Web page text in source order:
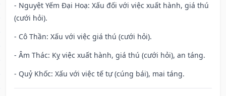
- Nguyệt Yếm Đại Hoạ: Xấu đối với việc xuất hành, giá thú
(cưới hỏi).
- Cô Thần: Xấu với việc giá thú (cưới hỏi).
- Âm Thác: Kỵ việc xuất hành, giá thú (cưới hỏi), an táng.
- Quỷ Khốc: Xấu với việc tế tự (cúng bái), mai táng.